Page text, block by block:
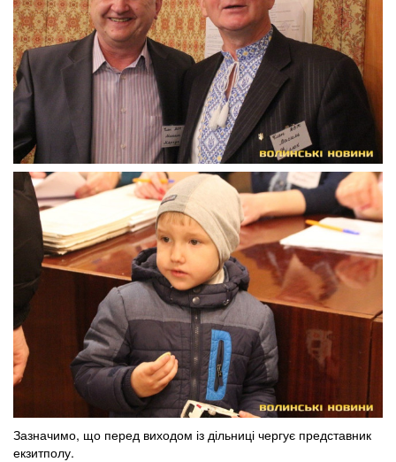
Зазначимо, що перед виходом із дільниці чергує представник
екзитполу.